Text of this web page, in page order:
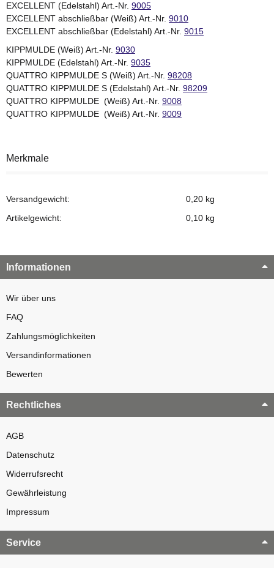
EXCELLENT (Edelstahl) Art.-Nr. 9005
EXCELLENT abschließbar (Weiß) Art.-Nr. 9010
EXCELLENT abschließbar (Edelstahl) Art.-Nr. 9015
KIPPMULDE (Weiß) Art.-Nr. 9030
KIPPMULDE (Edelstahl) Art.-Nr. 9035
QUATTRO KIPPMULDE S (Weiß) Art.-Nr. 98208
QUATTRO KIPPMULDE S (Edelstahl) Art.-Nr. 98209
QUATTRO KIPPMULDE (Weiß) Art.-Nr. 9008
QUATTRO KIPPMULDE (Weiß) Art.-Nr. 9009
Merkmale
Versandgewicht:
0,20 kg
Artikelgewicht:
0,10 kg
Informationen
Wir über uns
FAQ
Zahlungsmöglichkeiten
Versandinformationen
Bewerten
Rechtliches
AGB
Datenschutz
Widerrufsrecht
Gewährleistung
Impressum
Service